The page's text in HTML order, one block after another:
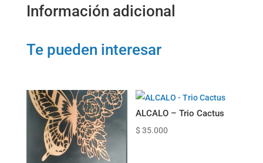
Información adicional
Te pueden interesar
ALCALO – Trio Cactus
$ 35.000